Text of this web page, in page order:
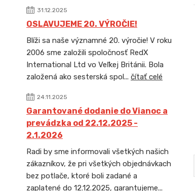
31.12.2025
OSLAVUJEME 20. VÝROČIE!
Blíži sa naše významné 20. výročie! V roku
2006 sme založili spoločnosť RedX
International Ltd vo Veľkej Británii. Bola
založená ako sesterská spol... čítať celé
24.11.2025
Garantované dodanie do Vianoc a
prevádzka od 22.12.2025 -
2.1.2026
Radi by sme informovali všetkých našich
zákazníkov, že pri všetkých objednávkach
bez potlače, ktoré boli zadané a
zaplatené do 12.12.2025, garantujeme...